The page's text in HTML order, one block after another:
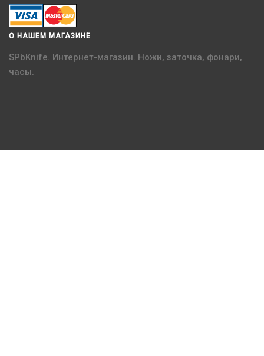
О НАШЕМ МАГАЗИНЕ
SPbKnife. Интернет-магазин. Ножи, заточка, фонари,
часы.